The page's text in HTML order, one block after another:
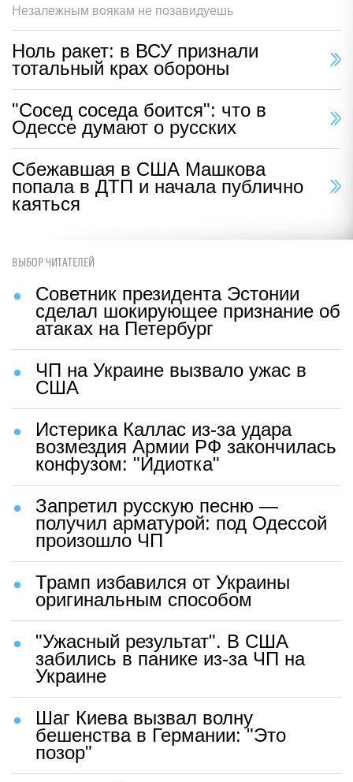
Незалежным воякам не позавидуешь
Ноль ракет: в ВСУ признали
тотальный крах обороны
"Сосед соседа боится": что в
Одессе думают о русских
Сбежавшая в США Машкова
попала в ДТП и начала публично
каяться
ВЫБОР ЧИТАТЕЛЕЙ
Советник президента Эстонии
сделал шокирующее признание об
атаках на Петербург
ЧП на Украине вызвало ужас в
США
Истерика Каллас из-за удара
возмездия Армии РФ закончилась
конфузом: "Идиотка"
Запретил русскую песню —
получил арматурой: под Одессой
произошло ЧП
Трамп избавился от Украины
оригинальным способом
"Ужасный результат". В США
забились в панике из-за ЧП на
Украине
Шаг Киева вызвал волну
бешенства в Германии: "Это
позор"